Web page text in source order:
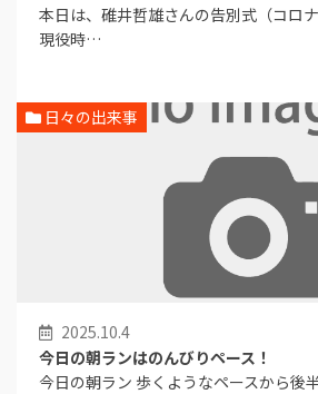
本日は、碓井哲雄さんの告別式（コロ
現役時…
2025.10.4
今日の朝ランはのんびりペース！
今日の朝ラン 歩くようなペースから後
日々の出来事